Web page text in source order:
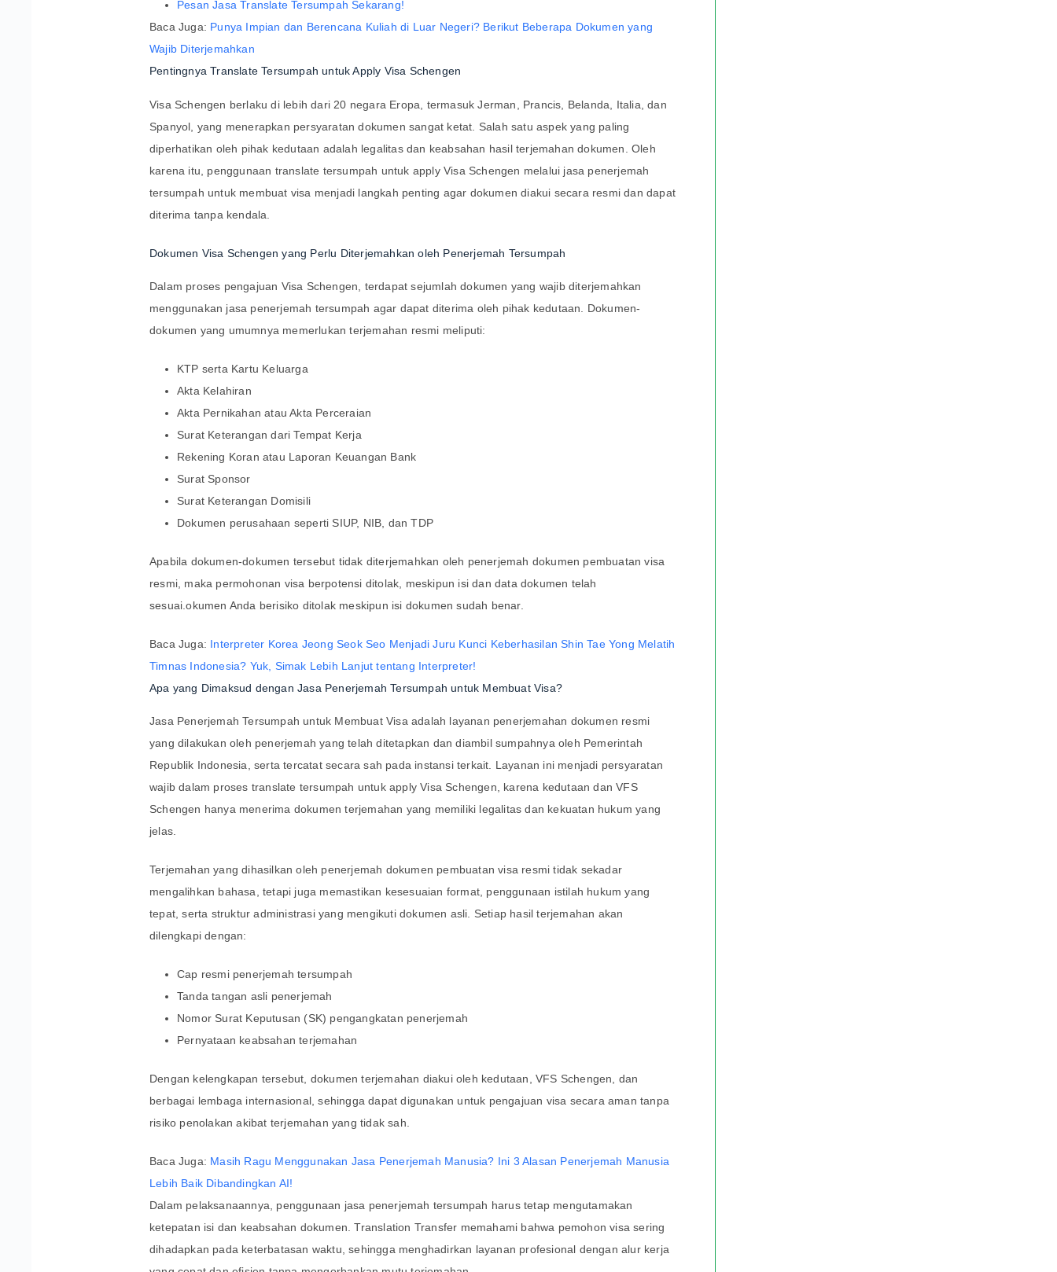
Pesan Jasa Translate Tersumpah Sekarang!
Baca Juga: Punya Impian dan Berencana Kuliah di Luar Negeri? Berikut Beberapa Dokumen yang
Wajib Diterjemahkan
Pentingnya Translate Tersumpah untuk Apply Visa Schengen
Visa Schengen berlaku di lebih dari 20 negara Eropa, termasuk Jerman, Prancis, Belanda, Italia, dan
Spanyol, yang menerapkan persyaratan dokumen sangat ketat. Salah satu aspek yang paling
diperhatikan oleh pihak kedutaan adalah legalitas dan keabsahan hasil terjemahan dokumen. Oleh
karena itu, penggunaan translate tersumpah untuk apply Visa Schengen melalui jasa penerjemah
tersumpah untuk membuat visa menjadi langkah penting agar dokumen diakui secara resmi dan dapat
diterima tanpa kendala.
Dokumen Visa Schengen yang Perlu Diterjemahkan oleh Penerjemah Tersumpah
Dalam proses pengajuan Visa Schengen, terdapat sejumlah dokumen yang wajib diterjemahkan
menggunakan jasa penerjemah tersumpah agar dapat diterima oleh pihak kedutaan. Dokumen-
dokumen yang umumnya memerlukan terjemahan resmi meliputi:
KTP serta Kartu Keluarga
Akta Kelahiran
Akta Pernikahan atau Akta Perceraian
Surat Keterangan dari Tempat Kerja
Rekening Koran atau Laporan Keuangan Bank
Surat Sponsor
Surat Keterangan Domisili
Dokumen perusahaan seperti SIUP, NIB, dan TDP
Apabila dokumen-dokumen tersebut tidak diterjemahkan oleh penerjemah dokumen pembuatan visa
resmi, maka permohonan visa berpotensi ditolak, meskipun isi dan data dokumen telah
sesuai.okumen Anda berisiko ditolak meskipun isi dokumen sudah benar.
Baca Juga: Interpreter Korea Jeong Seok Seo Menjadi Juru Kunci Keberhasilan Shin Tae Yong Melatih
Timnas Indonesia? Yuk, Simak Lebih Lanjut tentang Interpreter!
Apa yang Dimaksud dengan Jasa Penerjemah Tersumpah untuk Membuat Visa?
Jasa Penerjemah Tersumpah untuk Membuat Visa adalah layanan penerjemahan dokumen resmi
yang dilakukan oleh penerjemah yang telah ditetapkan dan diambil sumpahnya oleh Pemerintah
Republik Indonesia, serta tercatat secara sah pada instansi terkait. Layanan ini menjadi persyaratan
wajib dalam proses translate tersumpah untuk apply Visa Schengen, karena kedutaan dan VFS
Schengen hanya menerima dokumen terjemahan yang memiliki legalitas dan kekuatan hukum yang
jelas.
Terjemahan yang dihasilkan oleh penerjemah dokumen pembuatan visa resmi tidak sekadar
mengalihkan bahasa, tetapi juga memastikan kesesuaian format, penggunaan istilah hukum yang
tepat, serta struktur administrasi yang mengikuti dokumen asli. Setiap hasil terjemahan akan
dilengkapi dengan:
Cap resmi penerjemah tersumpah
Tanda tangan asli penerjemah
Nomor Surat Keputusan (SK) pengangkatan penerjemah
Pernyataan keabsahan terjemahan
Dengan kelengkapan tersebut, dokumen terjemahan diakui oleh kedutaan, VFS Schengen, dan
berbagai lembaga internasional, sehingga dapat digunakan untuk pengajuan visa secara aman tanpa
risiko penolakan akibat terjemahan yang tidak sah.
Baca Juga: Masih Ragu Menggunakan Jasa Penerjemah Manusia? Ini 3 Alasan Penerjemah Manusia
Lebih Baik Dibandingkan AI!
Dalam pelaksanaannya, penggunaan jasa penerjemah tersumpah harus tetap mengutamakan
ketepatan isi dan keabsahan dokumen. Translation Transfer memahami bahwa pemohon visa sering
dihadapkan pada keterbatasan waktu, sehingga menghadirkan layanan profesional dengan alur kerja